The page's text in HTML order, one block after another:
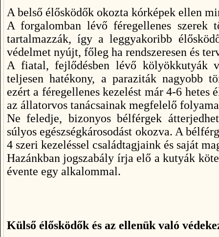
A belső élősködők okozta kórképek ellen
A forgalomban lévő féregellenes szerek
tartalmazzák, így a leggyakoribb
védelmet nyújt, főleg ha rendszeresen és
A fiatal, fejlődésben lévő kölyökkutyák
teljesen hatékony, a paraziták nagyobb
ezért a féregellenes kezelést már 4-6 hetes
az állatorvos tanácsainak megfelelő
Ne feledje, bizonyos bélférgek
súlyos egészségkárosodást okozva. A
4 szeri kezeléssel családtagjaink és saját
Hazánkban jogszabály írja elő a kutyák
évente egy alkalommal.
Külső élősködők és az ellenük való